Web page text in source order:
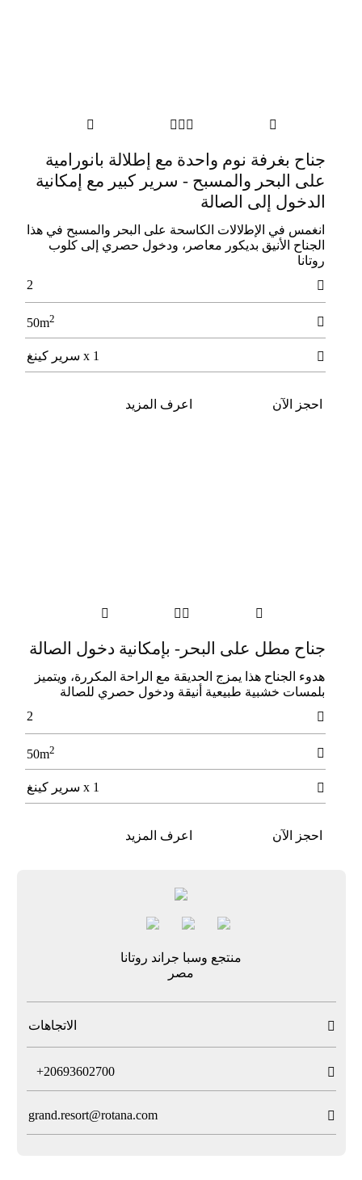

  

جناح بغرفة نوم واحدة مع إطلالة بانورامية
على البحر والمسبح - سرير كبير مع إمكانية
الدخول إلى الصالة
اﻧﻐﻤﺲ ﻓﻲ الإﻃلالات اﻟﻜﺎﺳﺤﺔ ﻋﻠﻰ اﻟﺒﺤﺮ واﻟﻤﺴﺒﺢ ﻓﻲ ﻫﺬا
اﻟﺠﻨﺎح الأﻧﻴﻖ ﺑﺪﻳﻜﻮر ﻣﻌﺎﺻﺮ، ودﺧﻮل ﺣﺼﺮي إﻟﻰ ﻛﻠﻮب
روﺗﺎﻧﺎ

2

50m2
 1 x سرير كينغ
احجز الآن اعرف المزيد

 

جناح مطل على البحر- بإمكانية دخول الصالة
ﻫﺪوء اﻟﺠﻨﺎح ﻫﺬا ﻳﻤﺰج اﻟﺤﺪﻳﻘﺔ ﻣﻊ اﻟﺮاﺣﺔ اﻟﻤﻜﺮرة، وﻳﺘﻤﻴﺰ
ﺑﻠﻤﺴﺎت ﺧﺸﺒﻴﺔ ﻃﺒﻴﻌﻴﺔ أﻧﻴﻘﺔ ودﺧﻮل ﺣﺼﺮي ﻟﻠﺼﺎﻟﺔ

2

50m2
 1 x سرير كينغ
احجز الآن اعرف المزيد
منتجع وسبا جراند روتانا
مصر
 الاتجاهات

+20693602700

grand.resort@rotana.com